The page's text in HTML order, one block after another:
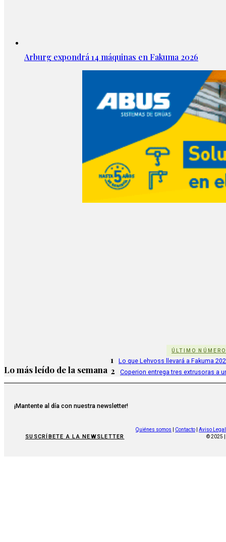
Arburg expondrá 14 máquinas en Fakuma 2026
ÚLTIMO NÚMERO
Lo más leído de la semana
1 Lo que Lehvoss llevará a Fakuma
2 Coperion entrega tres extrusoras a
¡Mantente al día con nuestra newsletter!
SUSCRÍBETE A LA NEWSLETTER
Quiénes somos Contacto
Aviso Legal
© 2025